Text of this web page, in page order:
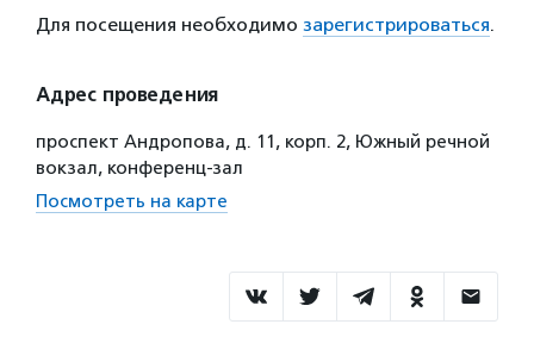
Для посещения необходимо зарегистрироваться.
Адрес проведения
проспект Андропова, д. 11, корп. 2, Южный речной
вокзал, конференц-зал
Посмотреть на карте